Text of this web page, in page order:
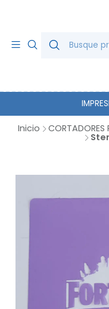
Inicio CORTADORES